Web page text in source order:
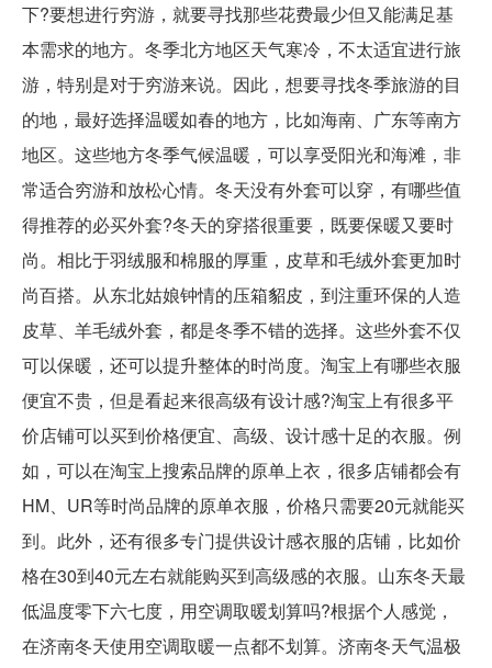
下?要想进行穷游，就要寻找那些花费最少但又能满足基
本需求的地方。冬季北方地区天气寒冷，不太适宜进行旅
游，特别是对于穷游来说。因此，想要寻找冬季旅游的目
的地，最好选择温暖如春的地方，比如海南、广东等南方
地区。这些地方冬季气候温暖，可以享受阳光和海滩，非
常适合穷游和放松心情。冬天没有外套可以穿，有哪些值
得推荐的必买外套?冬天的穿搭很重要，既要保暖又要时
尚。相比于羽绒服和棉服的厚重，皮草和毛绒外套更加时
尚百搭。从东北姑娘钟情的压箱貂皮，到注重环保的人造
皮草、羊毛绒外套，都是冬季不错的选择。这些外套不仅
可以保暖，还可以提升整体的时尚度。淘宝上有哪些衣服
便宜不贵，但是看起来很高级有设计感?淘宝上有很多平
价店铺可以买到价格便宜、高级、设计感十足的衣服。例
如，可以在淘宝上搜索品牌的原单上衣，很多店铺都会有
HM、UR等时尚品牌的原单衣服，价格只需要20元就能买
到。此外，还有很多专门提供设计感衣服的店铺，比如价
格在30到40元左右就能购买到高级感的衣服。山东冬天最
低温度零下六七度，用空调取暖划算吗?根据个人感觉，
在济南冬天使用空调取暖一点都不划算。济南冬天气温极